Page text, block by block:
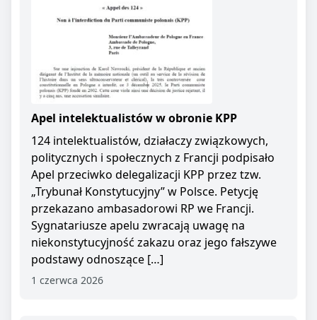
Apel intelektualistów w obronie KPP
124 intelektualistów, działaczy związkowych,
politycznych i społecznych z Francji podpisało
Apel przeciwko delegalizacji KPP przez tzw.
„Trybunał Konstytucyjny” w Polsce. Petycję
przekazano ambasadorowi RP we Francji.
Sygnatariusze apelu zwracają uwagę na
niekonstytucyjność zakazu oraz jego fałszywe
podstawy odnoszące […]
1 czerwca 2026